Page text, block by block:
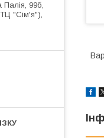
99б,
ТЦ "Сім'я"),